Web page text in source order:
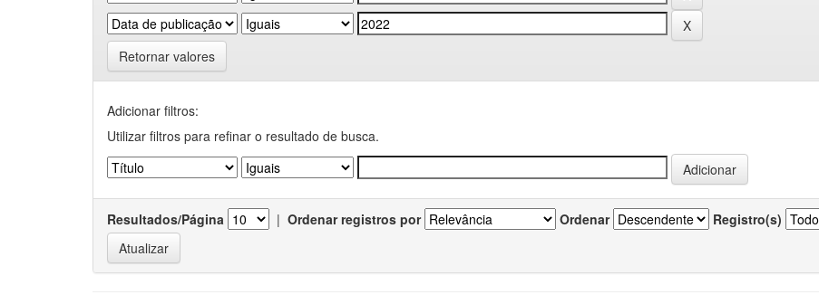
Retornar valores
Adicionar filtros:
Utilizar filtros para refinar o resultado de busca.
Resultados/Página | Ordenar registros por Ordenar Registro(s)